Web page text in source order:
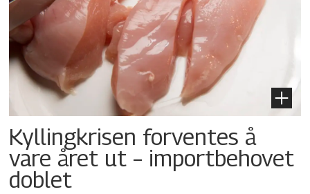
Kyllingkrisen forventes å
vare året ut – importbehovet
doblet